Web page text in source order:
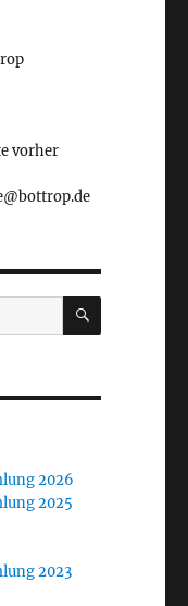
vorher
SUCHEN
2026
2025
2023